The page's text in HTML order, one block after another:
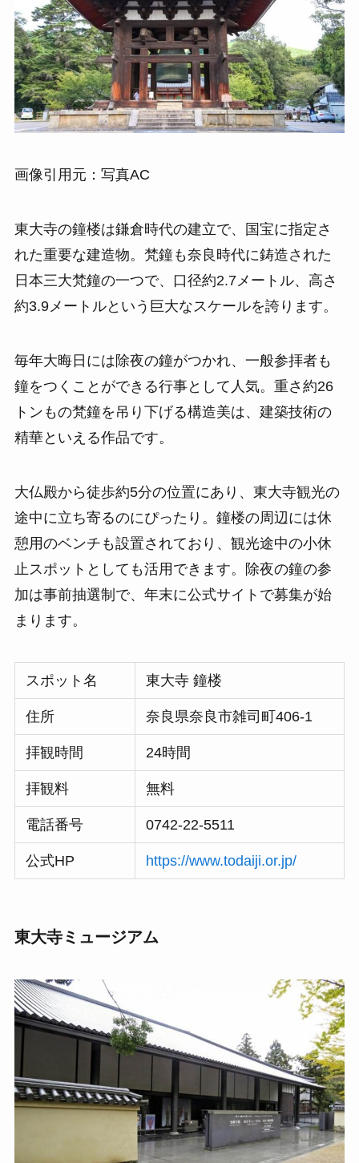
画像引用元：写真AC
東大寺の鐘楼は鎌倉時代の建立で、国宝に指定さ
れた重要な建造物。梵鐘も奈良時代に鋳造された
日本三大梵鐘の一つで、口径約2.7メートル、高さ
約3.9メートルという巨大なスケールを誇ります。
毎年大晦日には除夜の鐘がつかれ、一般参拝者も
鐘をつくことができる行事として人気。重さ約26
トンもの梵鐘を吊り下げる構造美は、建築技術の
精華といえる作品です。
大仏殿から徒歩約5分の位置にあり、東大寺観光の
途中に立ち寄るのにぴったり。鐘楼の周辺には休
憩用のベンチも設置されており、観光途中の小休
止スポットとしても活用できます。除夜の鐘の参
加は事前抽選制で、年末に公式サイトで募集が始
まります。
スポット名 東大寺 鐘楼
住所 奈良県奈良市雑司町406-1
拝観時間 24時間
拝観料 無料
電話番号 0742-22-5511
公式HP https://www.todaiji.or.jp/
東大寺ミュージアム